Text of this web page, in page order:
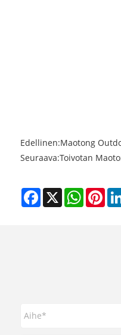
Edellinen:Maotong
Seuraava:Toivotan
Facebook
X WhatsApp